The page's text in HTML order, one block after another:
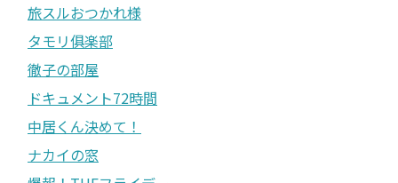
旅スルおつかれ様
タモリ俱楽部
徹子の部屋
ドキュメント72時間
中居くん決めて！
ナカイの窓